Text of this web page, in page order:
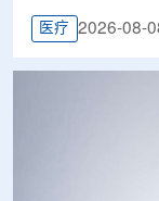
医疗 2026-08-